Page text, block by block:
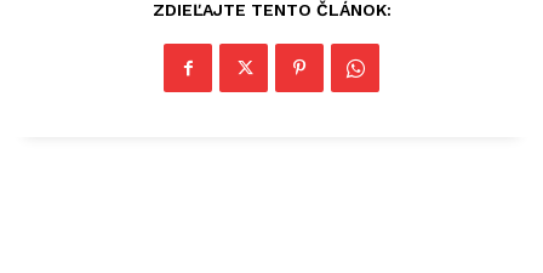
ZDIEĽAJTE TENTO ČLÁNOK: